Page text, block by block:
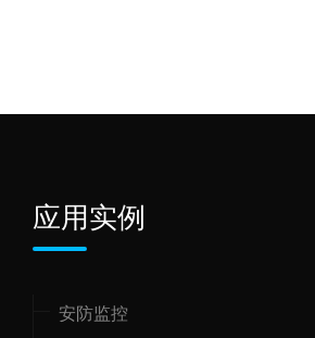
应用实例
安防监控